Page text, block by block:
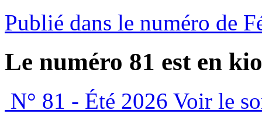
Publié dans le numéro de
Le numéro 81 est en
N° 81 - Été 2026 Voir le